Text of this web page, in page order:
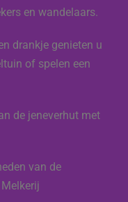
en wandelaars.
drankje genieten u
of spelen een
de jeneverhut met
van de